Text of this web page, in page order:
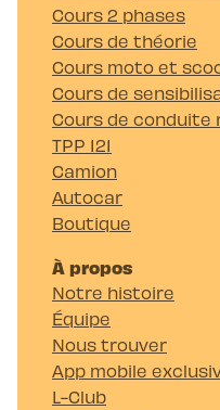
Cours 2 phases
Cours de théorie
Cours moto et
Cours de
Cours de conduite
TPP 121
Camion
Autocar
Boutique
À propos
Notre histoire
Équipe
Nous trouver
App mobile
L-Club